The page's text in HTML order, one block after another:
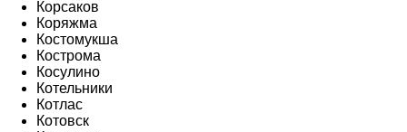
Корсаков
Коряжма
Костомукша
Кострома
Косулино
Котельники
Котлас
Котовск